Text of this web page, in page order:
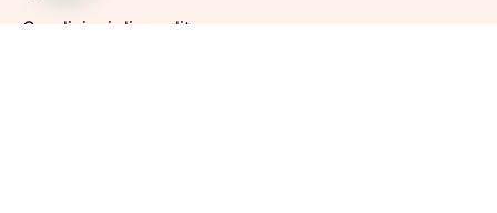
Condizioni di vendita